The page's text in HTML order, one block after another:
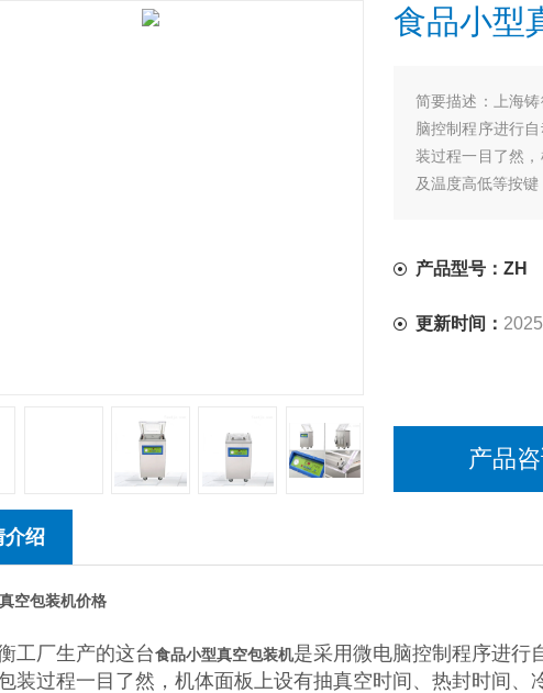
食品小型
简要描述：
上海
脑控制程序进行
装过程一目了然
及温度高低等按键
产品型号：ZH
更新时间：
产品
介绍
空包装机价格
工厂生产的这台食品小型真空包装机是采用微电脑控制程序进行
装过程一目了然，机体面板上设有抽真空时间、热封时间、